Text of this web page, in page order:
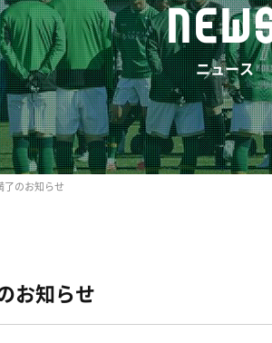
ニュース
了のお知らせ
お知らせ